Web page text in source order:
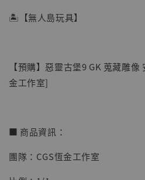
【店內現貨】七龍珠 系
明紀念款 [奇蹟工作室]
🏝【無人島玩具】
【預購】惡靈古堡9 GK 蒐藏雕
金工作室]
■ 商品資訊：
團隊：CGS恆金工作室